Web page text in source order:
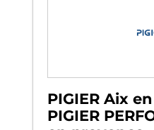
PIGIER Aix
PIGIER